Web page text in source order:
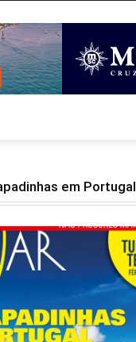
em Portugal